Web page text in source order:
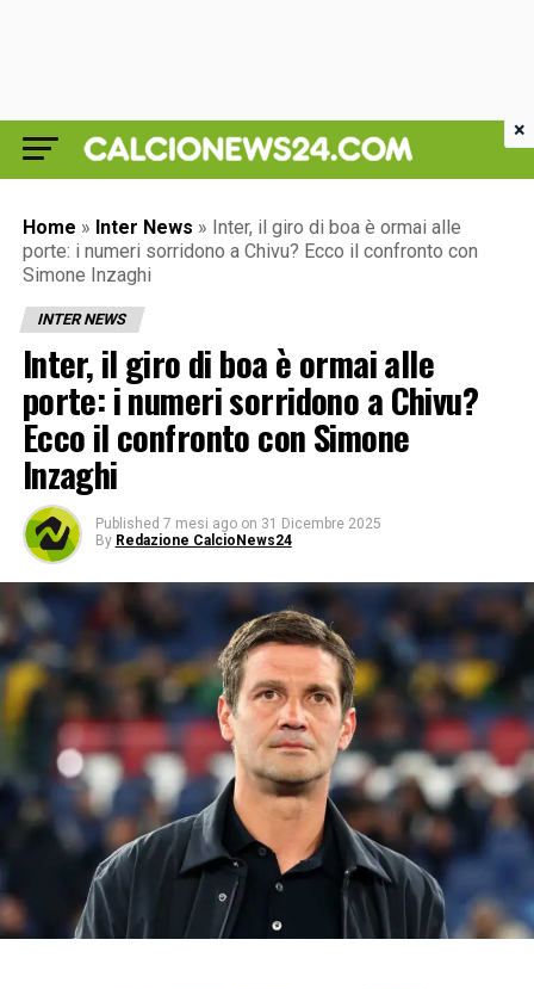
Home » Inter News » Inter, il giro di boa è ormai alle
porte: i numeri sorridono a Chivu? Ecco il confronto con
Simone Inzaghi
INTER NEWS
Inter, il giro di boa è ormai alle
porte: i numeri sorridono a Chivu?
Ecco il confronto con Simone
Inzaghi
Published 7 mesi ago on 31 Dicembre 2025
By Redazione CalcioNews24
×